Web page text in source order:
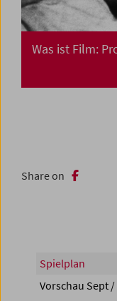
Was ist Film:
Share on
Spielplan
Vorschau Sept /